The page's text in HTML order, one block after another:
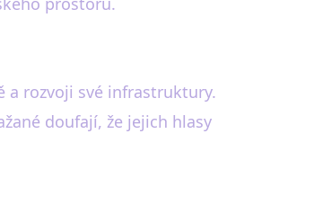
a rozvoji své infrastruktury.
doufají, že jejich hlasy